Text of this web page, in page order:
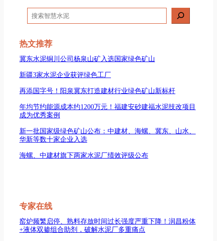
搜
索
热文推荐
冀东水泥铜川公司杨泉山矿入选国家绿色矿山
新疆3家水泥企业获评绿色工厂
再添国字号！阳泉冀东打造建材行业绿色矿山新标杆
年均节约能源成本约1200万元！福建安砂建福水泥技改项目
成为优秀案例
新一批国家级绿色矿山公布：中建材、海螺、冀东、山水、
华新等数十家企业入选
海螺、中建材旗下两家水泥厂绩效评级公布
专家在线
窑炉频繁启停、熟料存放时间过长强度严重下降！润昌粉体
+液体双掺组合助剂，破解水泥厂多重痛点